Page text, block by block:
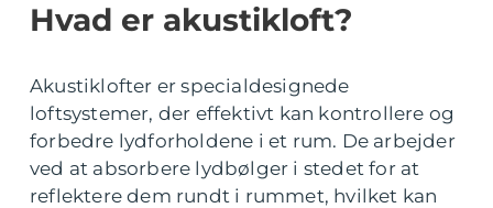
Hvad er akustikloft?
Akustiklofter er specialdesignede
loftsystemer, der effektivt kan kontrollere og
forbedre lydforholdene i et rum. De arbejder
ved at absorbere lydbølger i stedet for at
reflektere dem rundt i rummet, hvilket kan